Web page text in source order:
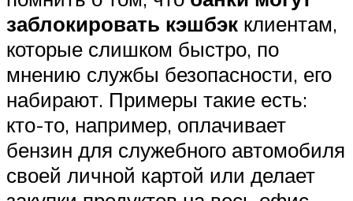
заблокировать кэшбэк клиентам,
которые слишком быстро, по
мнению службы безопасности, его
набирают. Примеры такие есть:
кто-то, например, оплачивает
бензин для служебного автомобиля
своей личной картой или делает